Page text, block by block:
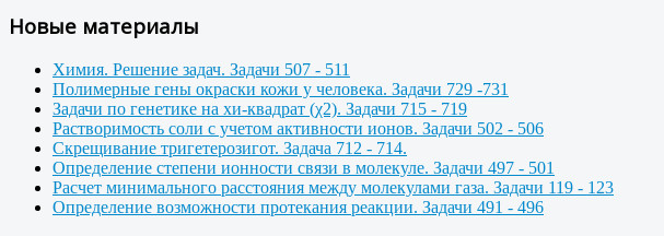
Новые материалы
Химия. Решение задач. Задачи 507 - 511
Полимерные гены окраски кожи у человека. Задачи 729 -731
Задачи по генетике на хи-квадрат (χ2). Задачи 715 - 719
Растворимость соли с учетом активности ионов. Задачи 502 - 506
Скрещивание тригетерозигот. Задача 712 - 714.
Определение степени ионности связи в молекуле. Задачи 497 - 501
Расчет минимального расстояния между молекулами газа. Задачи 119 - 123
Определение возможности протекания реакции. Задачи 491 - 496